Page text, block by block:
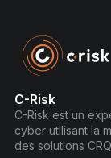
C-Risk
C-Risk est un
cyber utilisant la
des solutions